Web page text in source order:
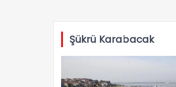
Şükrü Karabacak